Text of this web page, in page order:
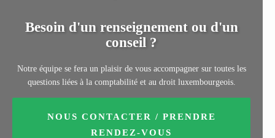
Besoin d'un renseignement ou d'un
conseil ?
Notre équipe se fera un plaisir de vous accompagner sur toutes les
questions liées à la comptabilité et au droit luxembourgeois.
NOUS CONTACTER / PRENDRE
RENDEZ-VOUS